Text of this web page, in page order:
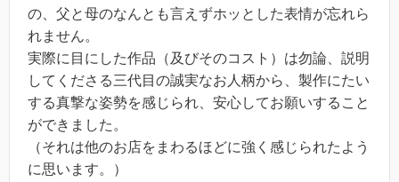
の、父と母のなんとも言えずホッとした表情が忘れら
れません。
実際に目にした作品（及びそのコスト）は勿論、説明
してくださる三代目の誠実なお人柄から、製作にたい
する真撃な姿勢を感じられ、安心してお願いすること
ができました。
（それは他のお店をまわるほどに強く感じられたよう
に思います。）